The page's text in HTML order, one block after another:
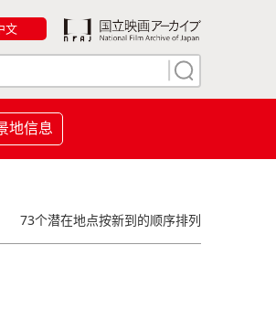
文
地信息
73个潜在地点按新到的顺序排列